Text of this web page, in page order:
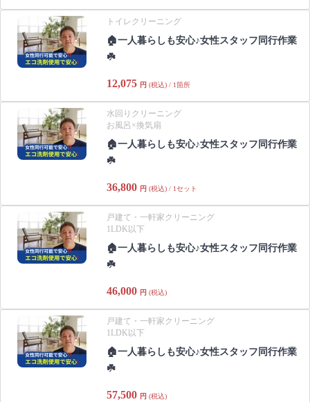
トイレクリーニング
🏠一人暮らしも安心♪女性スタッフ同行作業
☘️
12,075 円 (税込) / 1箇所
水回りクリーニング
お風呂×換気扇
🏠一人暮らしも安心♪女性スタッフ同行作業
☘️
36,800 円 (税込) / 1セット
戸建て・一軒家クリーニング
1LDK以下
🏠一人暮らしも安心♪女性スタッフ同行作業
☘️
46,000 円 (税込)
戸建て・一軒家クリーニング
1LDK以下
🏠一人暮らしも安心♪女性スタッフ同行作業
☘️
57,500 円 (税込)